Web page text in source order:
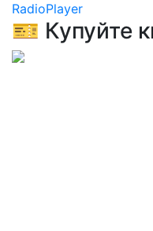
RadioPlayer
🎫 Купуйте